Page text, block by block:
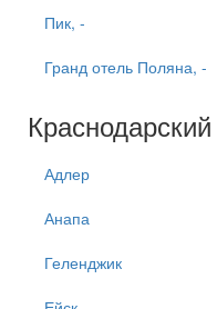
Пик, -
Гранд отель Поляна, -
Адлер
Анапа
Геленджик